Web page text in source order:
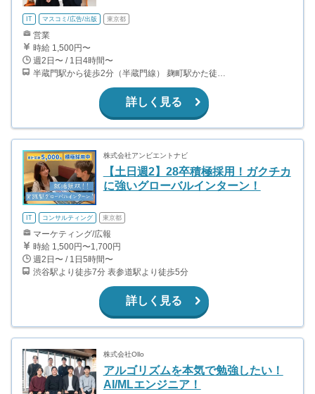
IT マスコミ/広告/出版 東京都
営業
時給 1,500円〜
週2日〜 / 1日4時間〜
詳しく見る
株式会社アンビエントナビ
【土日週2】28卒積極採用！ガクチカ
に強いグローバルインターン！
IT コンサルティング 東京都
マーケティング/広報
時給 1,500円〜1,700円
週2日〜 / 1日5時間〜
渋谷駅より徒歩7分 表参道駅より徒歩5分
詳しく見る
株式会社Ollo
アルゴリズムを本気で勉強したい！
AI/MLエンジニア！